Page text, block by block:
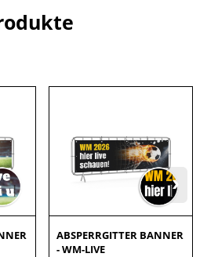
›
ABSPERRGITTER BANNER
- WM-LIVE